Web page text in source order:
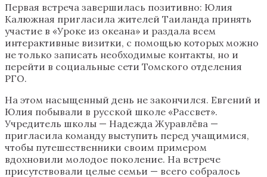
Первая встреча завершилась позитивно: Юлия
Калюжная пригласила жителей Таиланда принять
участие в «Уроке из океана» и раздала всем
интерактивные визитки, с помощью которых можно
не только записать необходимые контакты, но и
перейти в социальные сети Томского отделения
РГО.
На этом насыщенный день не закончился. Евгений и
Юлия побывали в русской школе «Рассвет».
Учредитель школы — Надежда Журавлёва —
пригласила команду выступить перед учащимися,
чтобы путешественники своим примером
вдохновили молодое поколение. На встрече
присутствовали целые семьи — всего собралось